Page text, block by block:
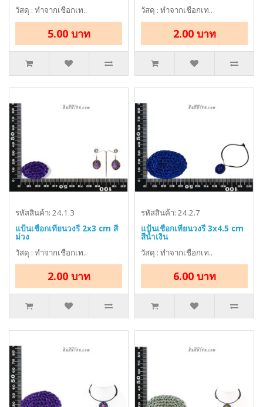
วัสดุ : ทำจากเชือกเท..
5.00 บาท
วัสดุ : ทำจากเชือกเท..
2.00 บาท
รหัสสินค้า: 24.1.3
แป้นเชือกเทียนวงรี 2x3 cm สี
ม่วง
วัสดุ : ทำจากเชือกเท..
2.00 บาท
รหัสสินค้า: 24.2.7
แป้นเชือกเทียนวงรี 3x4.5 cm
สีน้ำเงิน
วัสดุ : ทำจากเชือกเท..
6.00 บาท